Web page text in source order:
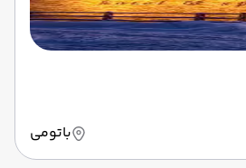
باتومی